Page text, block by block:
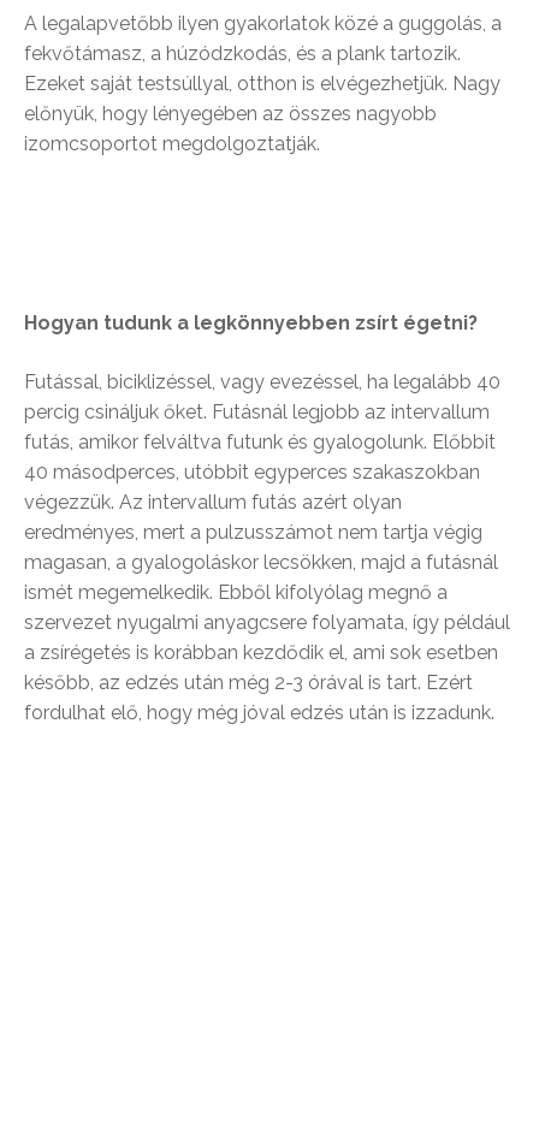
A legalapvetőbb ilyen gyakorlatok közé a guggolás, a
fekvőtámasz, a húzódzkodás, és a plank tartozik.
Ezeket saját testsúllyal, otthon is elvégezhetjük. Nagy
előnyük, hogy lényegében az összes nagyobb
izomcsoportot megdolgoztatják.
Hogyan tudunk a legkönnyebben zsírt égetni?
Futással, biciklizéssel, vagy evezéssel, ha legalább 40
percig csináljuk őket. Futásnál legjobb az intervallum
futás, amikor felváltva futunk és gyalogolunk. Előbbit
40 másodperces, utóbbit egyperces szakaszokban
végezzük. Az intervallum futás azért olyan
eredményes, mert a pulzusszámot nem tartja végig
magasan, a gyalogoláskor lecsökken, majd a futásnál
ismét megemelkedik. Ebből kifolyólag megnő a
szervezet nyugalmi anyagcsere folyamata, így például
a zsírégetés is korábban kezdődik el, ami sok esetben
később, az edzés után még 2-3 órával is tart. Ezért
fordulhat elő, hogy még jóval edzés után is izzadunk.